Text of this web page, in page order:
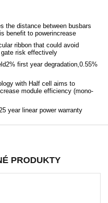
the distance between busbars
benefit to powerincrease
ribbon that could avoid
risk effectively
first year degradation,0.55%
with Half cell aims to
module efficiency (mono-
year linear power warranty
PRODUKTY